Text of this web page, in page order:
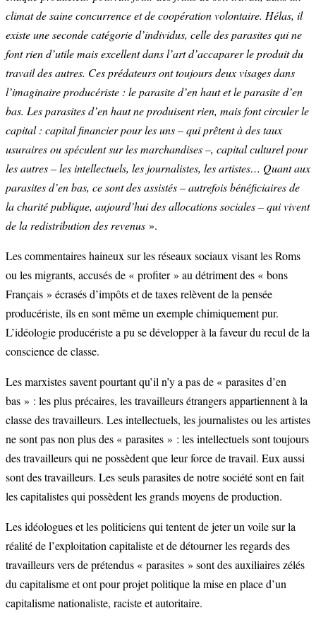
climat de saine concurrence et de coopération volontaire. Hélas, il
existe une seconde catégorie d’individus, celle des parasites qui ne
font rien d’utile mais excellent dans l’art d’accaparer le produit du
travail des autres. Ces prédateurs ont toujours deux visages dans
l’imaginaire producériste : le parasite d’en haut et le parasite d’en
bas. Les parasites d’en haut ne produisent rien, mais font circuler le
capital : capital financier pour les uns – qui prêtent à des taux
usuraires ou spéculent sur les marchandises –, capital culturel pour
les autres – les intellectuels, les journalistes, les artistes… Quant aux
parasites d’en bas, ce sont des assistés – autrefois bénéficiaires de
la charité publique, aujourd’hui des allocations sociales – qui vivent
de la redistribution des revenus ».
Les commentaires haineux sur les réseaux sociaux visant les Roms
ou les migrants, accusés de « profiter » au détriment des « bons
Français » écrasés d’impôts et de taxes relèvent de la pensée
producériste, ils en sont même un exemple chimiquement pur.
L’idéologie producériste a pu se développer à la faveur du recul de la
conscience de classe.
Les marxistes savent pourtant qu’il n’y a pas de « parasites d’en
bas » : les plus précaires, les travailleurs étrangers appartiennent à la
classe des travailleurs. Les intellectuels, les journalistes ou les artistes
ne sont pas non plus des « parasites » : les intellectuels sont toujours
des travailleurs qui ne possèdent que leur force de travail. Eux aussi
sont des travailleurs. Les seuls parasites de notre société sont en fait
les capitalistes qui possèdent les grands moyens de production.
Les idéologues et les politiciens qui tentent de jeter un voile sur la
réalité de l’exploitation capitaliste et de détourner les regards des
travailleurs vers de prétendus « parasites » sont des auxiliaires zélés
du capitalisme et ont pour projet politique la mise en place d’un
capitalisme nationaliste, raciste et autoritaire.